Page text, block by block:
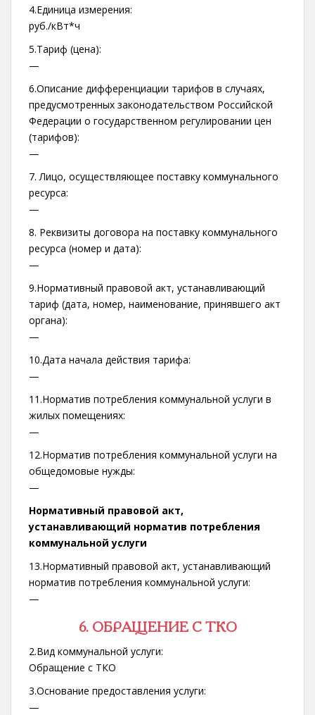
4.Единица измерения:
руб./кВт*ч
5.Тариф (цена):
—
6.Описание дифференциации тарифов в случаях,
предусмотренных законодательством Российской
Федерации о государственном регулировании цен
(тарифов):
—
7. Лицо, осуществляющее поставку коммунального
ресурса:
—
8. Реквизиты договора на поставку коммунального
ресурса (номер и дата):
—
9.Нормативный правовой акт, устанавливающий
тариф (дата, номер, наименование, принявшего акт
органа):
—
10.Дата начала действия тарифа:
—
11.Норматив потребления коммунальной услуги в
жилых помещениях:
—
12.Норматив потребления коммунальной услуги на
общедомовые нужды:
—
Нормативный правовой акт,
устанавливающий норматив потребления
коммунальной услуги
13.Нормативный правовой акт, устанавливающий
норматив потребления коммунальной услуги:
—
6. ОБРАЩЕНИЕ С ТКО
2.Вид коммунальной услуги:
Обращение с ТКО
3.Основание предоставления услуги:
—